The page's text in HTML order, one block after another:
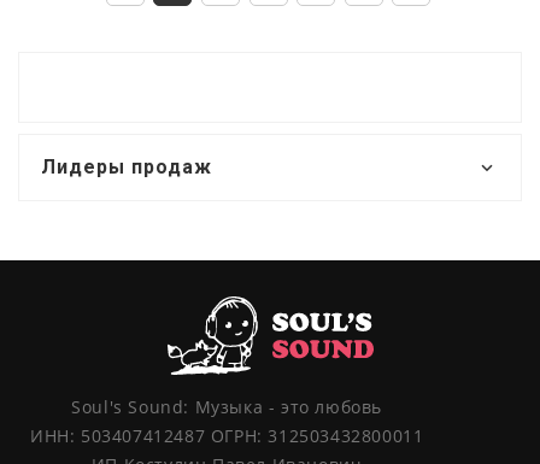
Лидеры продаж
Soul's Sound: Музыка - это любовь
ИНН: 503407412487 ОГРН: 312503432800011